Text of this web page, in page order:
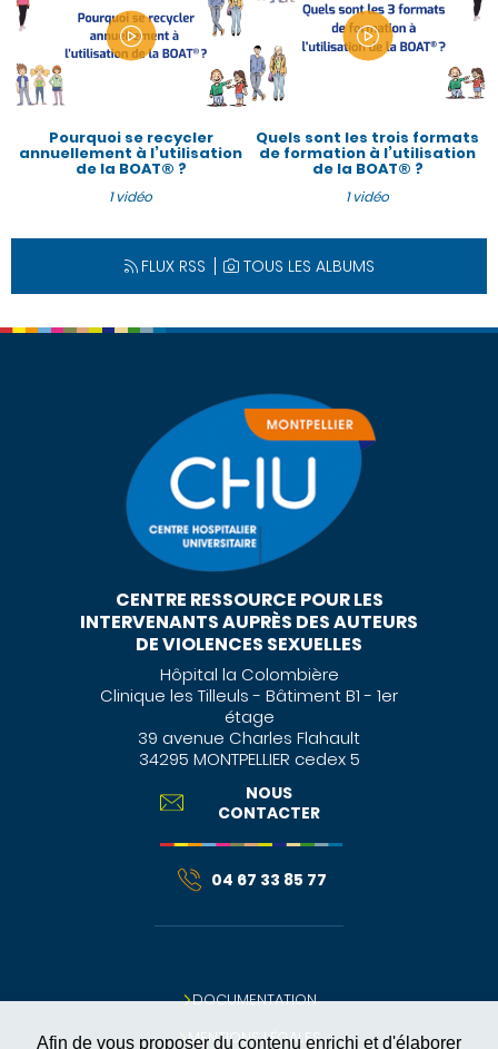
Afin de vous proposer du contenu enrichi et d'élaborer
Pourquoi se recycler
annuellement à l’utilisation
de la BOAT® ?
1 vidéo
Quels sont les trois formats
de formation à l’utilisation
de la BOAT® ?
1 vidéo
FLUX RSS TOUS LES ALBUMS
CENTRE RESSOURCE POUR LES
INTERVENANTS AUPRÈS DES AUTEURS
DE VIOLENCES SEXUELLES
Hôpital la Colombière
Clinique les Tilleuls - Bâtiment B1 - 1er
étage
39 avenue Charles Flahault
34295 MONTPELLIER cedex 5
NOUS
CONTACTER
04 67 33 85 77
DOCUMENTATION
MENTIONS LÉGALES